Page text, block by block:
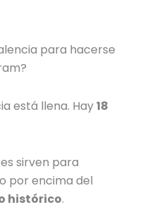
para hacerse
?
está llena. Hay18
sirven para
por encima del
histórico.